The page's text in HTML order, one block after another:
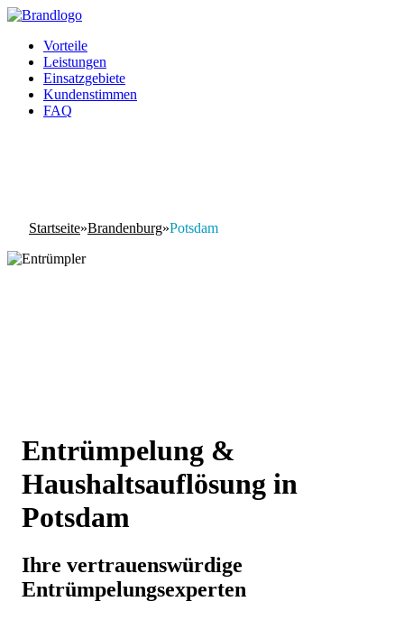
Vorteile
Leistungen
Einsatzgebiete
Kundenstimmen
FAQ
Startseite»Brandenburg»Potsdam
Entrümpelung &
Haushaltsauflösung in
Potsdam
Ihre vertrauenswürdige
Entrümpelungsexperten